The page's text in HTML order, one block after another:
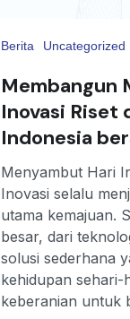
Berita Uncategorized
Membangun
Inovasi Riset
Indonesia
Menyambut Hari
Inovasi selalu
utama kemajuan.
besar, dari
solusi sederhana
kehidupan sehari-
keberanian untuk